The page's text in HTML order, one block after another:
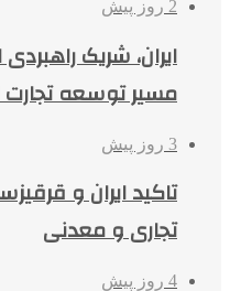
2 روز پیش
ایران، شریک
مسیر توسعه
3 روز پیش
تاکید ایران و
تجاری و معدنی
4 روز پیش